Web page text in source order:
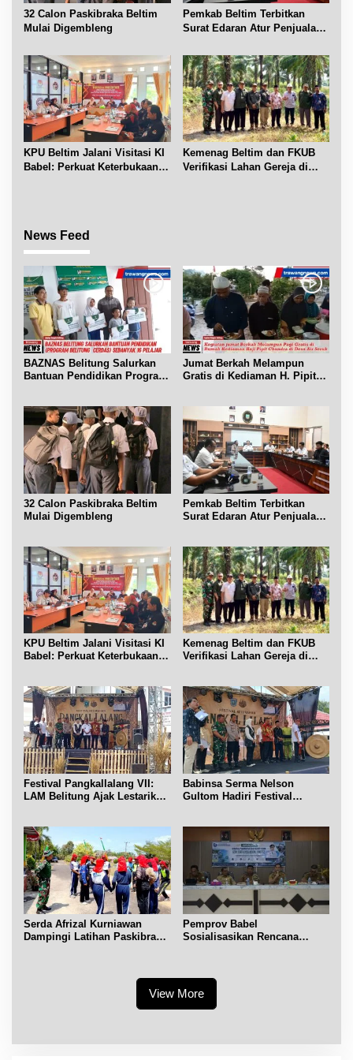
32 Calon Paskibraka Beltim
Mulai Digembleng
Pemkab Beltim Terbitkan
Surat Edaran Atur Penjualan
KPU Beltim Jalani Visitasi KI
Babel: Perkuat Keterbukaan
Kemenag Beltim dan FKUB
Verifikasi Lahan Gereja di
News Feed
BAZNAS Belitung Salurkan
Bantuan Pendidikan Program
Jumat Berkah Melampun
Gratis di Kediaman H. Pipit
32 Calon Paskibraka Beltim
Mulai Digembleng
Pemkab Beltim Terbitkan
Surat Edaran Atur Penjualan
KPU Beltim Jalani Visitasi KI
Babel: Perkuat Keterbukaan
Kemenag Beltim dan FKUB
Verifikasi Lahan Gereja di
Festival Pangkallalang VII:
LAM Belitung Ajak Lestarikan
Babinsa Serma Nelson
Gultom Hadiri Festival
Serda Afrizal Kurniawan
Dampingi Latihan Paskibra
Pemprov Babel
Sosialisasikan Rencana
View More